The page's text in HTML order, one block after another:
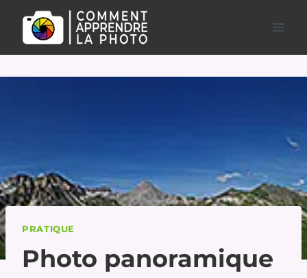
contenu
PRATIQUE
Photo panoramique